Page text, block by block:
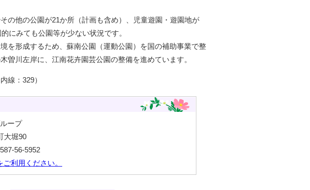
の他の公園が21か所（計画も含め）、児童遊園・遊園地が
にみても公園等が少ない状況です。
を形成するため、蘇南公園（運動公園）を国の補助事業で整
曽川左岸に、江南花卉園芸公園の整備を進めています。
線：329）
ープ
大堀90
56-5952
利用ください。